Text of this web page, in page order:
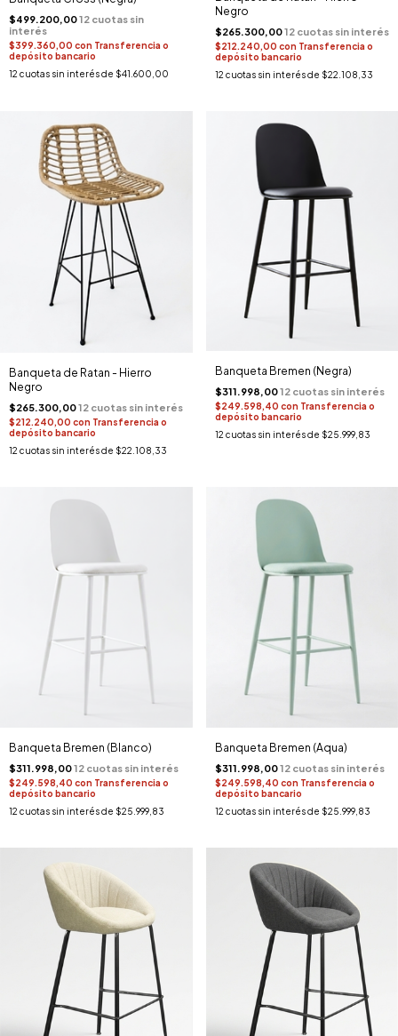
$499.200,00
$399.360,00 con Transferencia o
depósito bancario
12 cuotas sin interés de $41.600,00
Negro
$265.300,00
$212.240,00 con Transferencia o
depósito bancario
12 cuotas sin interés de $22.108,33
Banqueta de Ratan - Hierro
Negro
$265.300,00
$212.240,00 con Transferencia o
depósito bancario
12 cuotas sin interés de $22.108,33
Banqueta Bremen (Negra)
$311.998,00
$249.598,40 con Transferencia o
depósito bancario
12 cuotas sin interés de $25.999,83
Banqueta Bremen (Blanco)
$311.998,00
$249.598,40 con Transferencia o
depósito bancario
12 cuotas sin interés de $25.999,83
Banqueta Bremen (Aqua)
$311.998,00
$249.598,40 con Transferencia o
depósito bancario
12 cuotas sin interés de $25.999,83